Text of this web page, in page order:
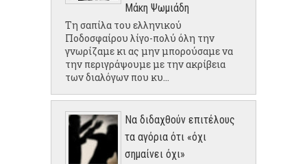
Μάκη Ψωμιάδη
Τη σαπίλα του ελληνικού
Ποδοσφαίρου λίγο-πολύ όλη την
γνωρίζαμε κι ας μην μπορούσαμε να
την περιγράψουμε με την ακρίβεια
των διαλόγων που κυ...
Να διδαχθούν επιτέλους
τα αγόρια ότι «όχι
σημαίνει όχι»